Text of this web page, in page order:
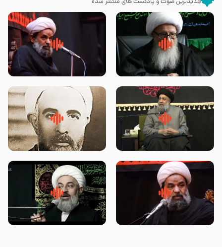
زوّار اربعین امام حسین (علیه
السلام) با این اشتیاق به زیارت
روضه جانسوز پاره های جگر امام
حسن مجتبی علیه السلام-حجت
لقب حضرت رقیه سلام الله علیها به
چه معناست – حجت الاسلام علوی
روضه‌ی مجلس یزید ملعون و
اسارت اهل‌بیت علیهم‌السلام –
محدث زاده
سلام جوانی که امام حسین علیه
السلام خودش جوابش را دادند
زیارتی که اسباب رزق زیاد و عمر
طولانی است حجت السلام حسین